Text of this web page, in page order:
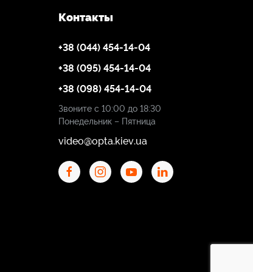
Контакты
+38 (044) 454-14-04
+38 (095) 454-14-04
+38 (098) 454-14-04
Звоните с 10:00 до 18:30
Понедельник – Пятница
video@opta.kiev.ua